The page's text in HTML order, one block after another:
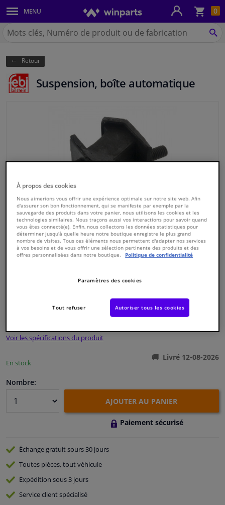
0
MENU
Carrosserie & tôles
Feux & ampoules
Freinage
Système d'échappement
Refroidissement & chauffage
Filtres & liquides
Bagages & transport
Fenêtres & accessoires
Camping-car, moto & vélo
Promotions et réductions
Chercher
Winparts.be
Retour
Suspension, boîte automatique
Numéro de produit d'origine:0119226
Voir les spécifications du produit
En stock
Livré 12-08-2026
Nombre:
AJOUTER AU PANIER
Paiement sécurisé
Échange gratuitsours 30 jours
Toutes pièces, tout véhicule
Expédition sous 3 jours
Serviceclient spécialisé
À propos des cookies
Nous aimerions vous offrir une expérience optimale sur notre site web. Afin
d'assurer son bon fonctionnement, qui se manifeste par exemple par la
sauvegarde des produits dans votre panier, nous utilisons les cookies et les
technologies similaires. Nous traçons aussi vos interactions pour savoir quand
vous êtes connecté(e). Enfin, nous collectons les données statistiques pour
déterminer jusqu'à quelle heure notre boutique enregistre le plus grand
nombre de visites. Tous ces éléments nous permettent d'adapter nos services
à vos besoins et de vous offrir une sélection pertinente des produits et des
offres personnalisées dans notre boutique.
Politique de confidentialité
Paramètres des cookies
Tout refuser Autoriser tous les cookies